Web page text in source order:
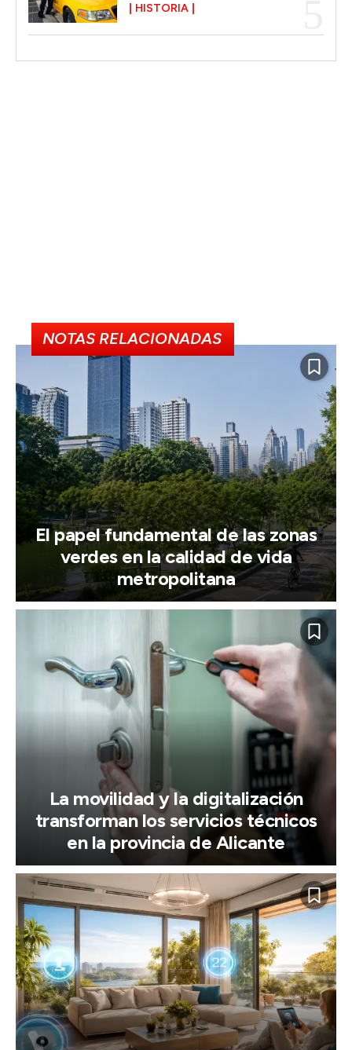
HISTORIA
NOTAS RELACIONADAS
El papel fundamental de las zonas
verdes en la calidad de vida
metropolitana
La movilidad y la digitalización
transforman los servicios técnicos
en la provincia de Alicante